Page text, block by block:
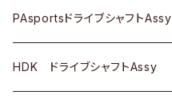
スバル
ＢＥＮＺ
スバル
三菱
スバル
マツダ
三菱
ダイハツ
マツダ
ダイハツ
マツダ
スズキ
日産
ＢＥＮＺ
ＢＭＷ
ＢＥＮＺ
ＢＭＷ
PAsportsドライブシャフトAssy
トヨタ
HDK ドライブシャフトAssy